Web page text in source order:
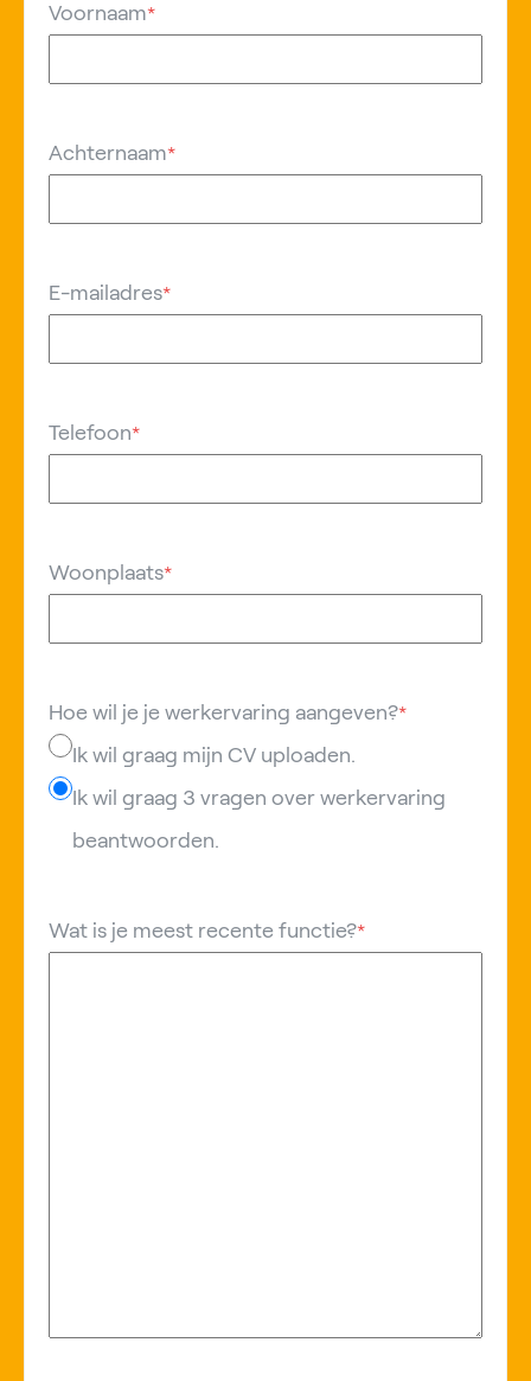
Voornaam*
Achternaam*
E-mailadres*
Telefoon*
Woonplaats*
Hoe wil je je werkervaring aangeven?*
Ik wil graag mijn CV uploaden.
Ik wil graag 3 vragen over werkervaring
beantwoorden.
Wat is je meest recente functie?*